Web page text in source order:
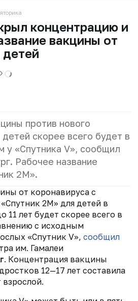
концентрацию и
вакцины от
детей
против нового
скорее всего будет в
у «Спутника V», сообщил
Рабочее название
2М».
от коронавируса с
2М» для детей в
11 лет будет скорее всего в
с исходным
«Спутник V», сообщил
им. Гамалеи
. Концентрация вакцины
12—17 лет составила
взрослой.